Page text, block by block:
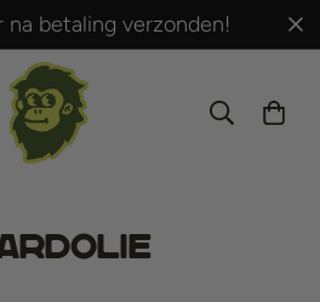
vanaf € 50,- (BE-NL).